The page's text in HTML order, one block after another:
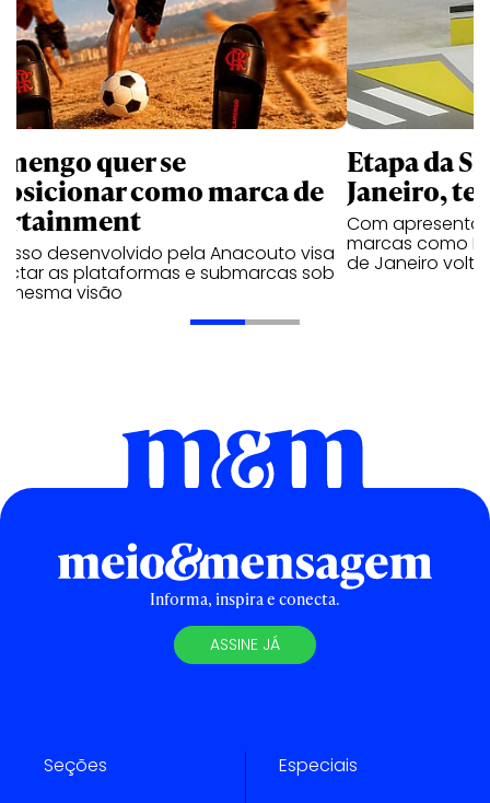
quer se
como marca de
desenvolvido pela Anacouto visa
as plataformas e submarcas sob
mesma visão
Etapa da
Janeiro,
Com
marcas como
de Janeiro
Informa, inspira e conecta.
ASSINE JÁ
Seções Especiais